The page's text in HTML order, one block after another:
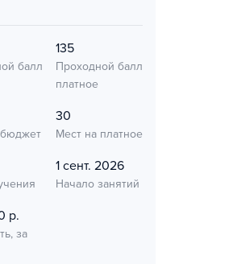
балл
135
Проходной балл
платное
30
Мест на платное
1 сент. 2026
Начало занятий
р.
за